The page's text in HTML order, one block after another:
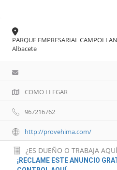
PARQUE EMPRESARIAL
Albacete
COMO LLEGAR
967216762
http://provehima.com/
¿ES DUEÑO O TRABAJA
¡RECLAME ESTE ANUNCIO